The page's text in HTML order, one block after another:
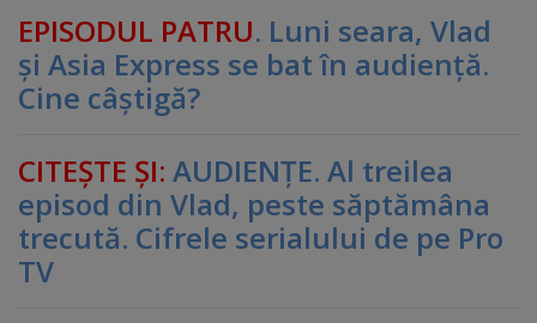
EPISODUL PATRU. Luni seara, Vlad
şi Asia Express se bat în audienţă.
Cine câştigă?
CITEŞTE ŞI: AUDIENŢE. Al treilea
episod din Vlad, peste săptămâna
trecută. Cifrele serialului de pe Pro
TV